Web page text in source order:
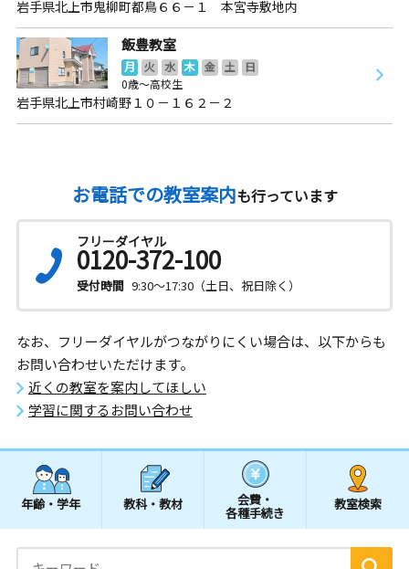
岩手県北上市鬼柳町都鳥６６－１ 本宮寺敷地内
飯豊教室
月 火 水 木 金 土
日
0歳～高校生
岩手県北上市村崎野１０－１６２－２
お電話での教室案内も行っています
フリーダイヤル
0120-372-100
受付時間 9:30～17:30（土日、祝日除く）
なお、フリーダイヤルがつながりにくい場合は、以下からも
お問い合わせいただけます。
近くの教室を案内してほしい
学習に関するお問い合わせ
年齢・学年 教科・教材 会費・
各種手続き
教室検索